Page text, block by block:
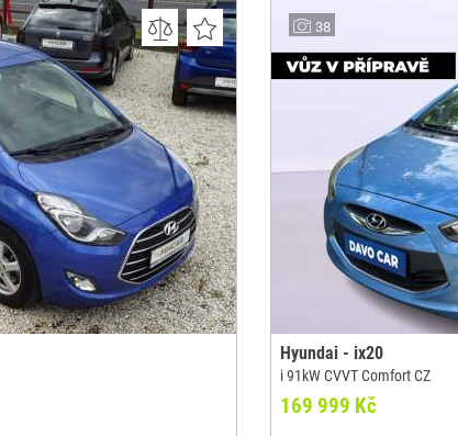
(0x)
AUTO HOLUBKA CZ, s.r.o.
Nové Město na Moravě
38
Hyundai - ix20
i 91kW CVVT Comfort CZ
169 999 Kč